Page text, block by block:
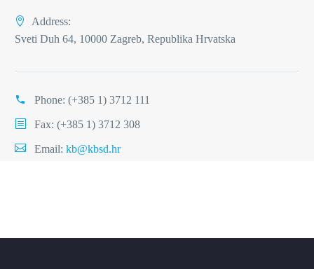
Address:
Sveti Duh 64, 10000 Zagreb, Republika Hrvatska
Phone: (+385 1) 3712 111
Fax: (+385 1) 3712 308
Email: kb@kbsd.hr